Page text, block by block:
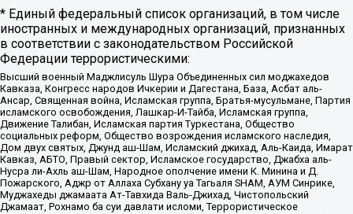
* Единый федеральный список организаций, в том числе
иностранных и международных организаций, признанных
в соответствии с законодательством Российской
Федерации террористическими:
Высший военный Маджлисуль Шура Объединенных сил моджахедов
Кавказа, Конгресс народов Ичкерии и Дагестана, База, Асбат аль-
Ансар, Священная война, Исламская группа, Братья-мусульмане, Партия
исламского освобождения, Лашкар-И-Тайба, Исламская группа,
Движение Талибан, Исламская партия Туркестана, Общество
социальных реформ, Общество возрождения исламского наследия,
Дом двух святых, Джунд аш-Шам, Исламский джихад, Аль-Каида, Имарат
Кавказ, АБТО, Правый сектор, Исламское государство, Джабха аль-
Нусра ли-Ахль аш-Шам, Народное ополчение имени К. Минина и Д.
Пожарского, Аджр от Аллаха Субхану уа Тагьаля SHAM, АУМ Синрике,
Муджахеды джамаата Ат-Тавхида Валь-Джихад, Чистопольский
Джамаат, Рохнамо ба суи давлати исломи, Террористическое